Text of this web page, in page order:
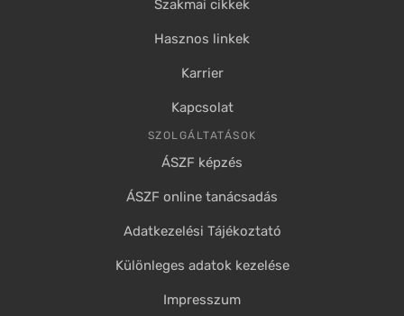
Szakmai cikkek
Hasznos linkek
Karrier
Kapcsolat
SZOLGÁLTATÁSOK
ÁSZF képzés
ÁSZF online tanácsadás
Adatkezelési Tájékoztató
Különleges adatok kezelése
Impresszum